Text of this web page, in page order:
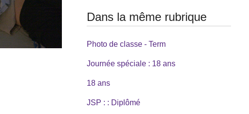
Dans la même rubrique
Photo de classe - Term
Journée spéciale : 18 ans
18 ans
JSP : : Diplômé